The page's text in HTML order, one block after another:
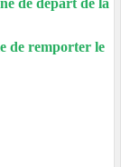
de départ de la
de remporter le